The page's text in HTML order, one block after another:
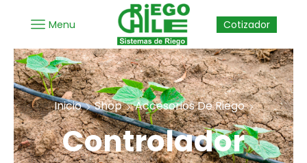
Menu Cotizador
Inicio Shop Accesorios De Riego
Controlador